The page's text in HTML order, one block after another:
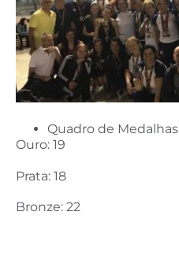
Quadro de Medalhas
Ouro: 19
Prata: 18
Bronze: 22